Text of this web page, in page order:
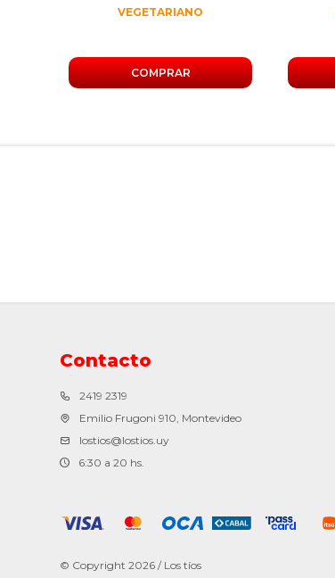
VEGETARIANO
Contacto
2419 2319
Emilio Frugoni 910, Montevideo
lostios@lostios.uy
6:30 a 20 hs.
© Copyright 2026 / Los tíos